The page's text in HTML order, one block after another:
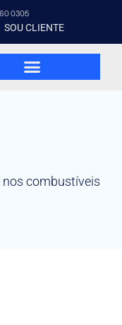
0305
SOU CLIENTE
combustíveis